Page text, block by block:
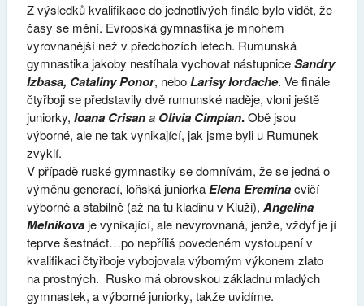
Z výsledků kvalifikace do jednotlivých finále bylo vidět, že
časy se mění. Evropská gymnastika je mnohem
vyrovnanější než v předchozích letech. Rumunská
gymnastika jakoby nestíhala vychovat nástupniceSandry
Izbasa, Cataliny Ponor, neboLarisy Iordache. Ve finále
čtyřboji se představily dvě rumunské naděje, vloni ještě
juniorky, Ioana Crisana Olivia Cimpian.Obě jsou
výborné, ale ne tak vynikající, jak jsme byli u Rumunek
zvyklí.
V případě ruské gymnastiky se domnívám, že se jedná o
výměnu generací, loňská juniorkaElena Ereminacvičí
výborně a stabilně (až na tu kladinu v Kluži), Angelina
Melnikovaje vynikající, ale nevyrovnaná, jenže, vždyť je jí
teprve šestnáct…po nepříliš povedeném vystoupení v
kvalifikaci čtyřboje vybojovala výborným výkonem zlato
na prostných. Rusko má obrovskou základnu mladých
gymnastek, a výborné juniorky, takže uvidíme.